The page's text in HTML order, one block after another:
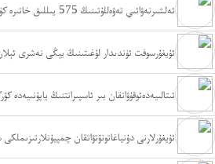
. ئەلشىرنەۋائىي تەۋەللۇتىنىڭ 575 يىللىق خاتىرە كۈنىنى قۇتلۇقلايمىز
ﺋﯘﻳﻐﯘﺭﺳﻮﻓﺖ ﺋﯜﻧﺪﯨﺪﺍﺭ ﻟﯘﻏﯩﺘﯩﻨﯩﯔ ﻳﯧﯖﻰ ﻧﻪﺷﺮﻯ
ﺋﯩﺘﺎﻟﯩﻴﻪﺩﻩﺋﻮﻗﯘﯞﺍﺗﻘﺎﻥ ﺑﯩﺮ ﺋﺎﺳﭙﯩﺮﺍﻧﺘﻨﯩﯔ ﻳﺎﭘﯘﻧﯩﻴﻪﺩﻩ
ئۇيغۇرلارنى دۇنياغاتونۇتۋاتقان